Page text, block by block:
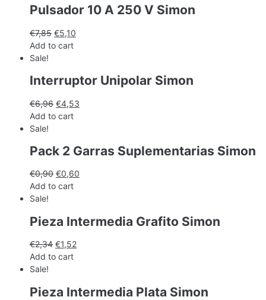
Pulsador 10 A 250 V Simon
€7,85 €5,10
Add to cart
Sale!
Interruptor Unipolar Simon
€6,96 €4,53
Add to cart
Sale!
Pack 2 Garras Suplementarias Simon
€0,90 €0,60
Add to cart
Sale!
Pieza Intermedia Grafito Simon
€2,34 €1,52
Add to cart
Sale!
Pieza Intermedia Plata Simon